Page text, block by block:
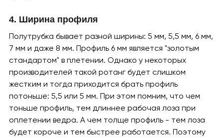
4. Ширина профиля
Полутрубка бывает разной ширины: 5 мм, 5,5 мм, 6 мм,
7 мм и даже 8 мм. Профиль 6 мм является "золотым
стандартом" в плетении. Однако у некоторых
производителей такой ротанг будет слишком
жестким и тогда приходится брать профиль
потоньше: 5,5 или 5 мм. При этом помним, что чем
тоньше профиль, тем длиннее рабочая лоза при
оплетении ведра. А чем толще профиль - тем лоза
будет короче и тем быстрее работается. Поэтому